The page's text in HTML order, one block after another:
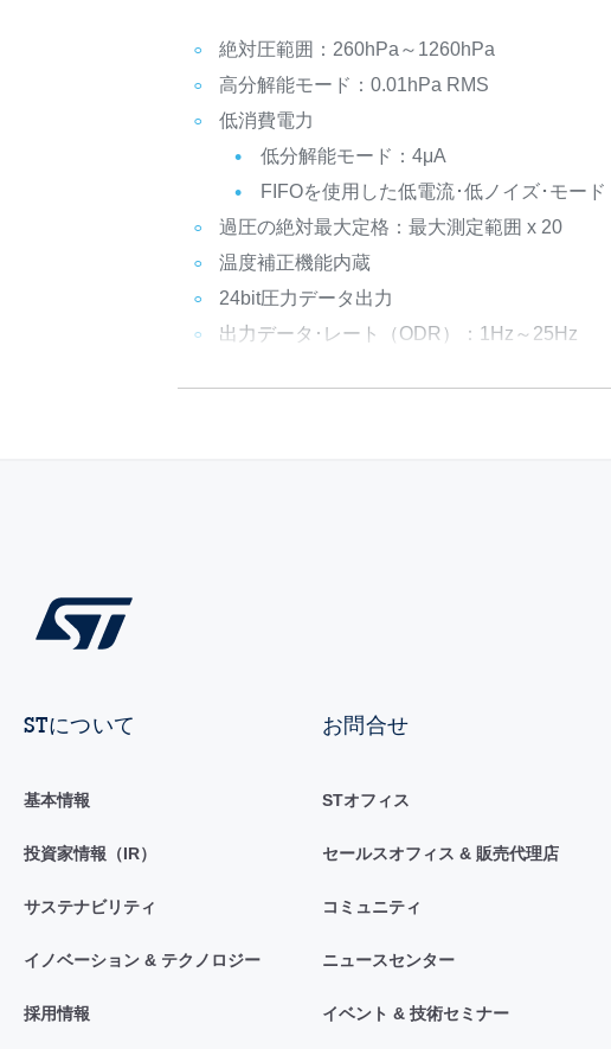
絶対圧範囲：260hPa～1260hPa
高分解能モード：0.01hPa RMS
低消費電力
低分解能モード：4μA
FIFOを使用した低電流･低ノイズ･モード
過圧の絶対最大定格：最大測定範囲 x 20
温度補正機能内蔵
24bit圧力データ出力
出力データ･レート（ODR）：1Hz～25Hz
STについて
基本情報
投資家情報（IR）
サステナビリティ
イノベーション & テクノロジー
採用情報
お問合せ
STオフィス
セールスオフィス & 販売代理店
コミュニティ
ニュースセンター
イベント & 技術セミナー